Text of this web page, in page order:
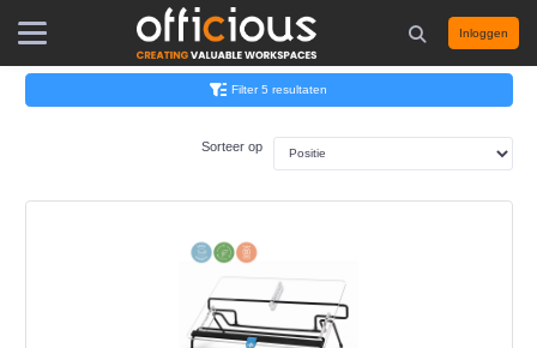
Inloggen
Filter 5 resultaten
Sorteer op